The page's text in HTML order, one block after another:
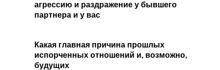
агрессию и раздражение у бывшего
партнера и у вас
Какая главная причина прошлых
испорченных отношений и, возможно,
будущих